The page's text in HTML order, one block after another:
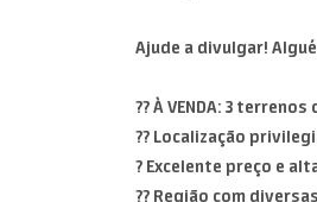
Ajude a divulgar!
?? À VENDA: 3
?? Localização
? Excelente preço e
?? Região com